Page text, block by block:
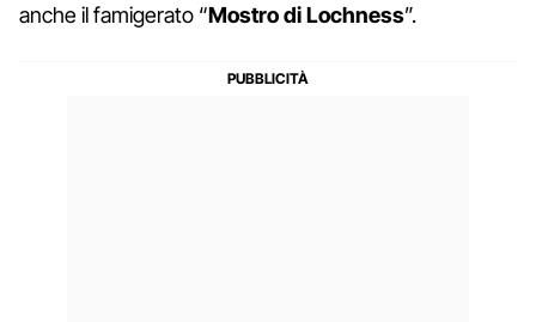
anche il famigerato “Mostro di Lochness”.